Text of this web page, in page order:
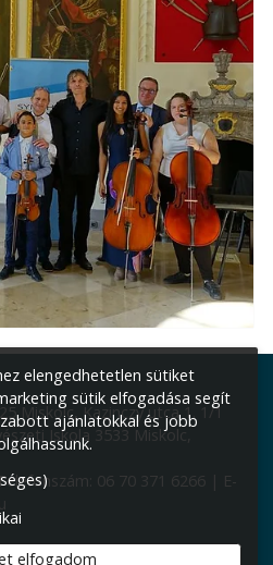
Miskolc, Kazinczy utca 1. 1/1
Iskola 3533 Miskolc,
06 70 371 6266 | E-
elengedhetetlen sütiket
sütik elfogadása segít
ajánlatokkal és jobb
elfogadom